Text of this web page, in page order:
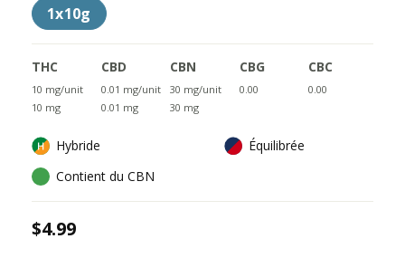
1x10g
THC
10 mg/unit
10 mg
CBD
0.01 mg/unit
0.01 mg
CBN
30 mg/unit
30 mg
CBG
0.00
CBC
0.00
Hybride
Équilibrée
Contient du CBN
$4.99